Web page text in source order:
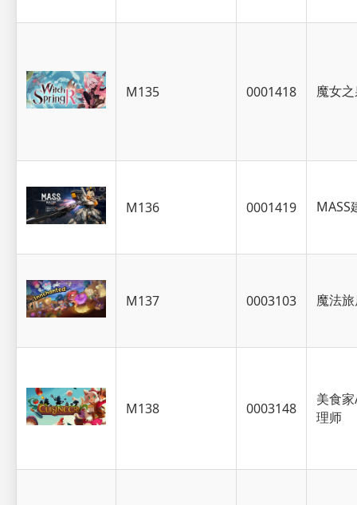
M135 0001418 魔女
M136 0001419 MASS
M137 0003103 魔法
M138 0003148
美食
理师